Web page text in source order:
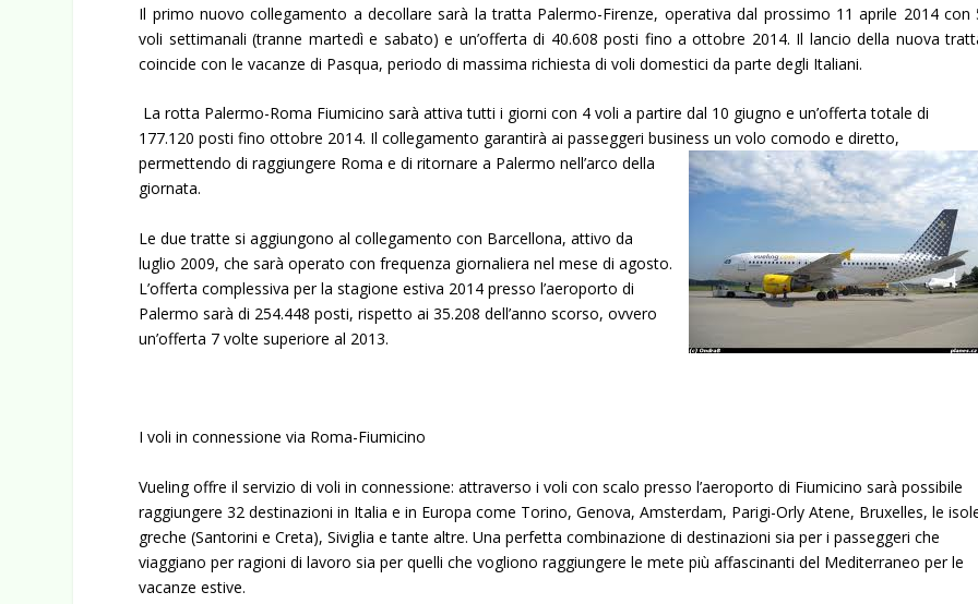
Il primo nuovo collegamento a decollare sarà la tratta Palermo-Firenze, operativa dal prossimo 11 aprile 2014 con
voli settimanali (tranne martedì e sabato) e un’offerta di 40.608 posti fino a ottobre 2014. Il lancio della nuova
coincide con le vacanze di Pasqua, periodo di massima richiesta di voli domestici da parte degli Italiani.
La rotta Palermo-Roma Fiumicino sarà attiva tutti i giorni con 4 voli a partire dal 10 giugno e un’offerta totale di
177.120 posti fino ottobre 2014. Il collegamento garantirà ai passeggeri business un volo comodo e diretto,
permettendo di raggiungere Roma e di ritornare a Palermo nell’arco della
giornata.
Le due tratte si aggiungono al collegamento con Barcellona, attivo da
luglio 2009, che sarà operato con frequenza giornaliera nel mese di agosto.
L’offerta complessiva per la stagione estiva 2014 presso l’aeroporto di
Palermo sarà di 254.448 posti, rispetto ai 35.208 dell’anno scorso, ovvero
un’offerta 7 volte superiore al 2013.
I voli in connessione via Roma-Fiumicino
Vueling offre il servizio di voli in connessione: attraverso i voli con scalo presso l’aeroporto di Fiumicino sarà possibile
raggiungere 32 destinazioni in Italia e in Europa come Torino, Genova, Amsterdam, Parigi-Orly Atene, Bruxelles, le
greche (Santorini e Creta), Siviglia e tante altre. Una perfetta combinazione di destinazioni sia per i passeggeri che
viaggiano per ragioni di lavoro sia per quelli che vogliono raggiungere le mete più affascinanti del Mediterraneo per le
vacanze estive.